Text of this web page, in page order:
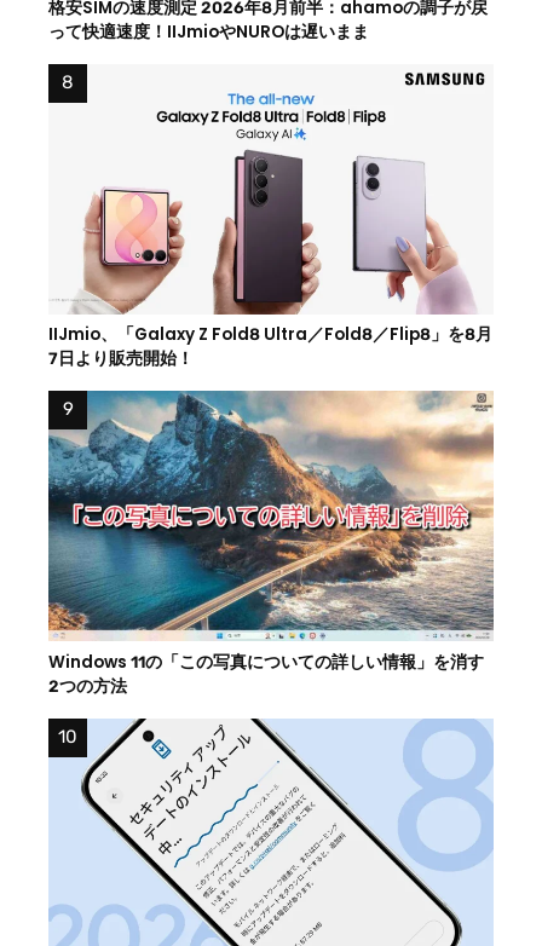
格安SIMの速度測定 2026年8月前半：ahamoの調子が戻
って快適速度！IIJmioやNUROは遅いまま
IIJmio、「Galaxy Z Fold8 Ultra／Fold8／Flip8」を8月
7日より販売開始！
Windows 11の「この写真についての詳しい情報」を消す
2つの方法